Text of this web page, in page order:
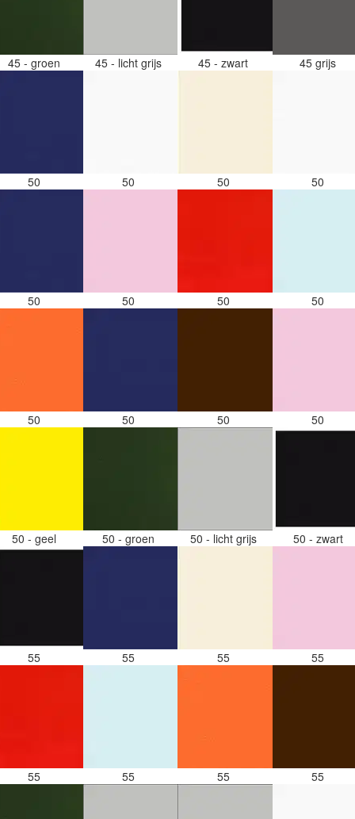
45 - groen 45 - licht grijs 45 - zwart 45 grijs
50 50 50 50
50 50 50 50
50 50 50 50
50 - geel 50 - groen 50 - licht grijs 50 - zwart
55 55 55 55
55 55 55 55